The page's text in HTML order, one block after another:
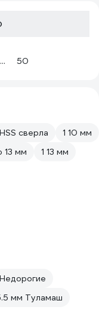
... 50
HSS сверла
1 10 мм
13 мм
1 13 мм
Недорогие
мм Туламаш